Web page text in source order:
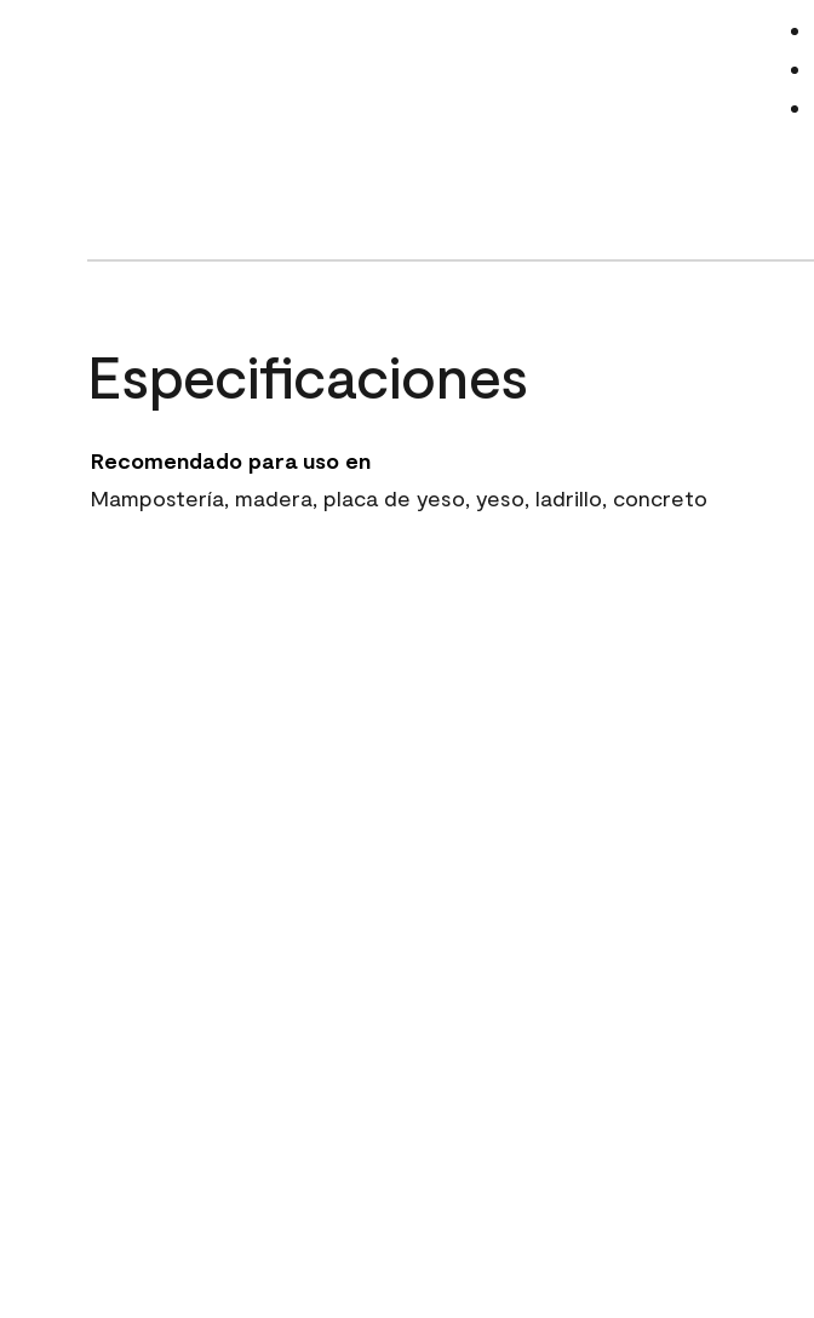
Especificaciones
Recomendado para uso en
Mampostería, madera, placa de yeso, yeso, ladrillo, concreto